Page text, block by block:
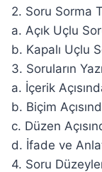
2. Soru Sorma
a. Açık Uçlu
b. Kapalı Uçlu
3. Soruların
a. İçerik
b. Biçim
c. Düzen
d. İfade ve
4. Soru